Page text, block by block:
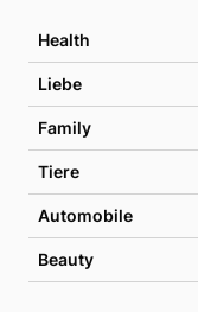
Health
Liebe
Family
Tiere
Automobile
Beauty